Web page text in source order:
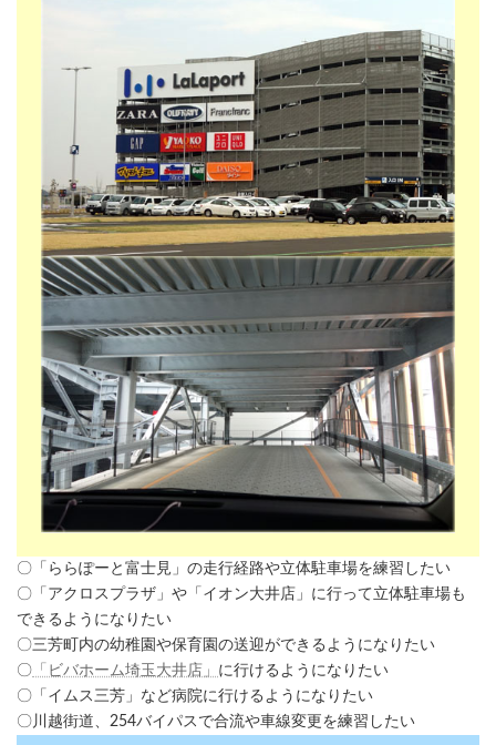
〇「ららぽーと富士見」の走行経路や立体駐車場を練習したい
〇「アクロスプラザ」や「イオン大井店」に行って立体駐車場も
できるようになりたい
〇三芳町内の幼稚園や保育園の送迎ができるようになりたい
〇 「ビバホーム埼玉大井店」 に行けるようになりたい
〇「イムス三芳」など病院に行けるようになりたい
〇川越街道、254バイパスで合流や車線変更を練習したい